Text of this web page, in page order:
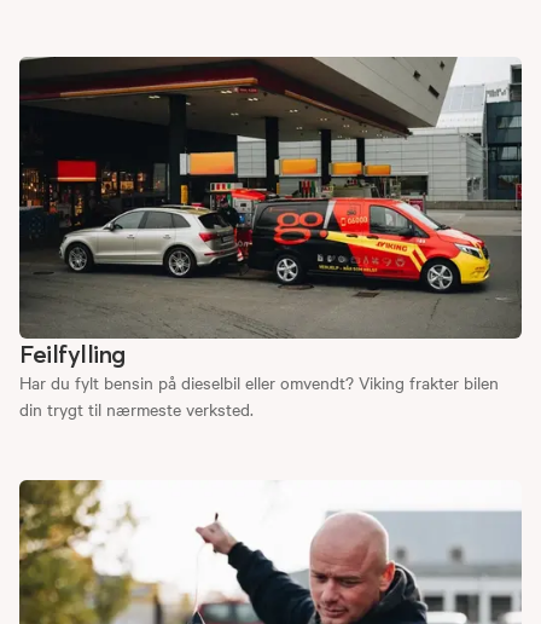
Feilfylling
Har du fylt bensin på dieselbil eller omvendt? Viking frakter bilen
din trygt til nærmeste verksted.